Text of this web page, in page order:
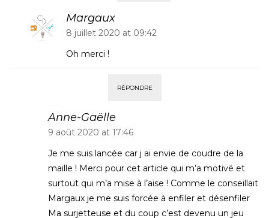
Margaux
8 juillet 2020 at 09:42
Oh merci !
RÉPONDRE
Anne-Gaëlle
9 août 2020 at 17:46
Je me suis lancée car j ai envie de coudre de la
maille ! Merci pour cet article qui m’a motivé et
surtout qui m’a mise à l’aise ! Comme le conseillait
Margaux je me suis forcée à enfiler et désenfiler
Ma surjetteuse et du coup c’est devenu un jeu